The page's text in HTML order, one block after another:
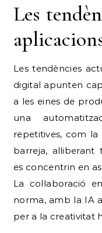
Les
Les tendències
digital apunten
a les eines de
una
repetitives, com la
barreja, alliberant
es concentrin en
La col·laboració
norma, amb la IA
per a la creativitat